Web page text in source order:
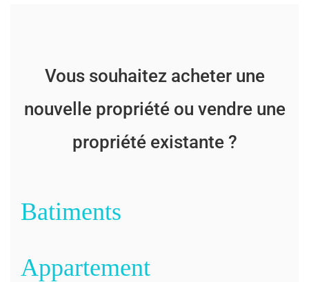
Vous souhaitez acheter une
nouvelle propriété ou vendre une
propriété existante ?
Batiments
Appartement